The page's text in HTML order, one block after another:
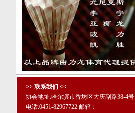
>> 联系我们 <<
协会地址:哈尔滨市香坊区大庆副路38-4号
电话:0451-82967722 邮箱：